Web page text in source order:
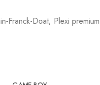
Franck-Doat; Plexi